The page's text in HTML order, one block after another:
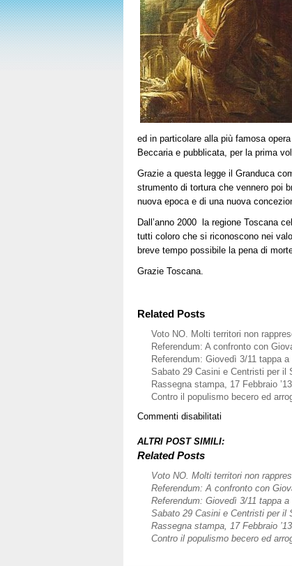
ed in particolare alla più famosa
Beccaria e pubblicata, per la prima
Grazie a questa legge il Granduca
strumento di tortura che vennero poi
nuova epoca e di una nuova
Dall’anno 2000 la regione Toscana
tutti coloro che si riconoscono nei
breve tempo possibile la pena di
Grazie Toscana.
Related Posts
Voto NO. Molti territori non
Referendum: A confronto con
Referendum: Giovedì 3/11 tappa
Sabato 29 Casini e Centristi per il
Rassegna stampa, 17 Febbraio ’13
Contro il populismo becero ed
Commenti disabilitati
225
pena
di
morte
ALTRI POST SIMILI:
Related Posts
Voto NO. Molti territori non
Referendum: A confronto con
Referendum: Giovedì 3/11 tappa
Sabato 29 Casini e Centristi per il
Rassegna stampa, 17 Febbraio ’13
Contro il populismo becero ed